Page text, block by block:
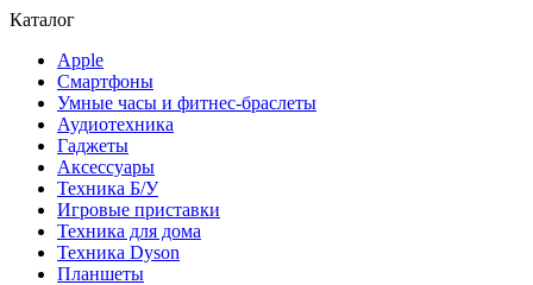
Каталог
Apple
Смартфоны
Умные часы и фитнес-браслеты
Аудиотехника
Гаджеты
Аксессуары
Техника Б/У
Игровые приставки
Техника для дома
Техника Dyson
Планшеты